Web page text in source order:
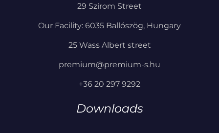
29 Szirom Street
Our Facility: 6035 Ballószög, Hungary
25 Wass Albert street
premium@premium-s.hu
+36 20 297 9292
Downloads